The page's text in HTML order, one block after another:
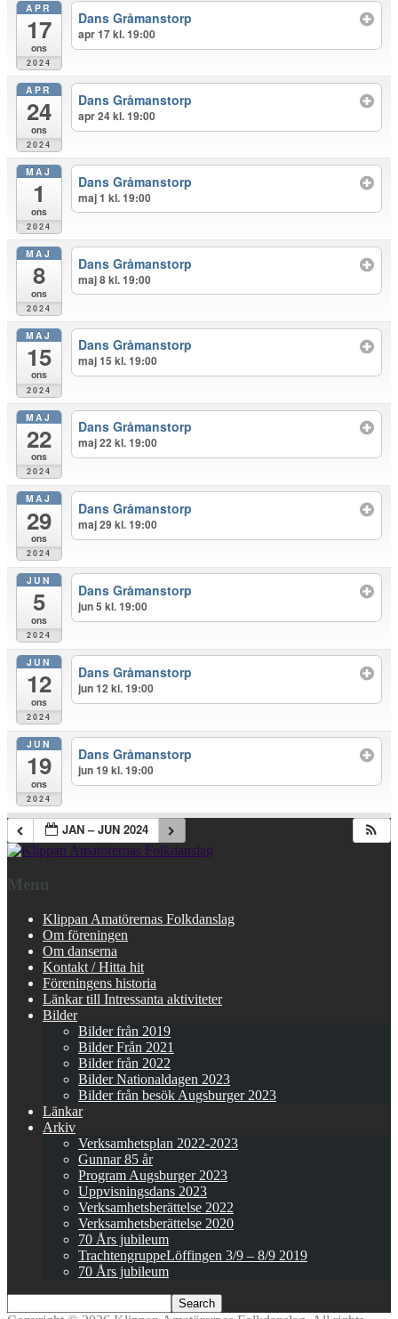
APR
17
ons
2024
Dans Gråmanstorp
apr 17 kl. 19:00
APR
24
ons
2024
Dans Gråmanstorp
apr 24 kl. 19:00
MAJ
1
ons
2024
Dans Gråmanstorp
maj 1 kl. 19:00
MAJ
8
ons
2024
Dans Gråmanstorp
maj 8 kl. 19:00
MAJ
15
ons
2024
Dans Gråmanstorp
maj 15 kl. 19:00
MAJ
22
ons
2024
Dans Gråmanstorp
maj 22 kl. 19:00
MAJ
29
ons
2024
Dans Gråmanstorp
maj 29 kl. 19:00
JUN
5
ons
2024
Dans Gråmanstorp
jun 5 kl. 19:00
JUN
12
ons
2024
Dans Gråmanstorp
jun 12 kl. 19:00
JUN
19
ons
2024
Dans Gråmanstorp
jun 19 kl. 19:00
JAN – JUN 2024
Menu
Klippan Amatörernas Folkdanslag
Om föreningen
Om danserna
Kontakt / Hitta hit
Föreningens historia
Länkar till Intressanta aktiviteter
Bilder
Bilder från 2019
Bilder Från 2021
Bilder från 2022
Bilder Nationaldagen 2023
Bilder från besök Augsburger 2023
Länkar
Arkiv
Verksamhetsplan 2022-2023
Gunnar 85 år
Program Augsburger 2023
Uppvisningsdans 2023
Verksamhetsberättelse 2022
Verksamhetsberättelse 2020
70 Års jubileum
TrachtengruppeLöffingen 3/9 – 8/9 2019
70 Års jubileum